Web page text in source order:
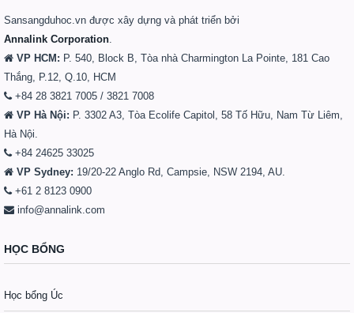
Sansangduhoc.vn được xây dựng và phát triển bởi
Annalink Corporation.
VP HCM: P. 540, Block B, Tòa nhà Charmington La Pointe, 181 Cao
Thắng, P.12, Q.10, HCM
+84 28 3821 7005 / 3821 7008
VP Hà Nội: P. 3302 A3, Tòa Ecolife Capitol, 58 Tố Hữu, Nam Từ Liêm,
Hà Nội.
+84 24625 33025
VP Sydney: 19/20-22 Anglo Rd, Campsie, NSW 2194, AU.
+61 2 8123 0900
info@annalink.com
HỌC BỔNG
Học bổng Úc